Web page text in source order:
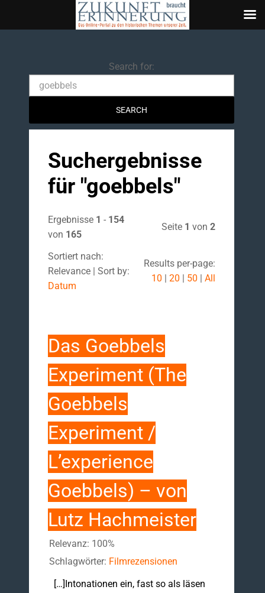
Search for:Search
Suchergebnisse
für "goebbels"
Ergebnisse 1 - 154
von 165
Seite 1 von 2
Sortiert nach:
Relevance | Sort by:
Datum
Results per-page:
10 | 20 | 50 | All
Das Goebbels
Experiment (The
Goebbels
Experiment /
L’experience
Goebbels) – von
Lutz Hachmeister
Relevanz: 100%
Schlagwörter: Filmrezensionen
[…]Intonationen ein, fast so als läsen